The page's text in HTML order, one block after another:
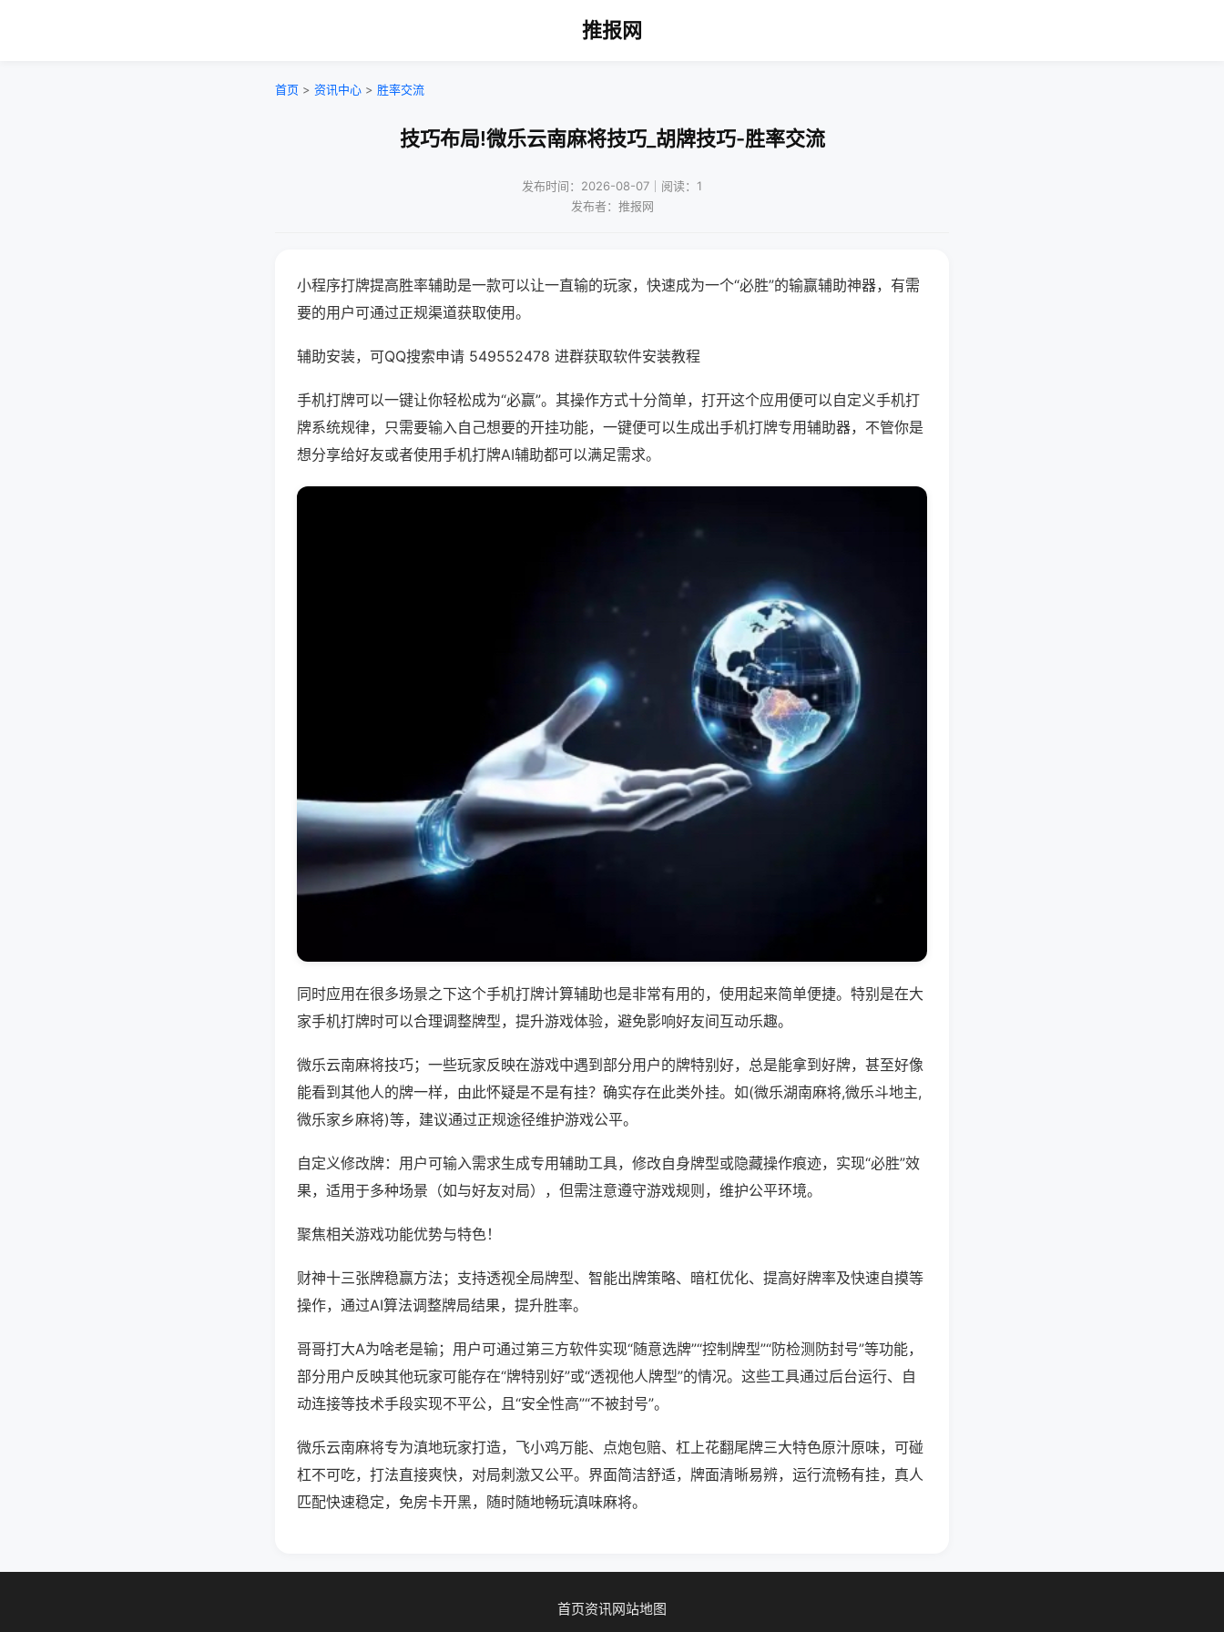
推报网
首页 > 资讯中心 > 胜率交流
技巧布局!微乐云南麻将技巧_胡牌技巧-胜率交流
发布时间：2026-08-07｜阅读：1
发布者：推报网
小程序打牌提高胜率辅助是一款可以让一直输的玩家，快速成为一个“必胜”的输赢辅助神器，有需
要的用户可通过正规渠道获取使用。
辅助安装，可QQ搜索申请 549552478 进群获取软件安装教程
手机打牌可以一键让你轻松成为“必赢”。其操作方式十分简单，打开这个应用便可以自定义手机打
牌系统规律，只需要输入自己想要的开挂功能，一键便可以生成出手机打牌专用辅助器，不管你是
想分享给好友或者使用手机打牌AI辅助都可以满足需求。
同时应用在很多场景之下这个手机打牌计算辅助也是非常有用的，使用起来简单便捷。特别是在大
家手机打牌时可以合理调整牌型，提升游戏体验，避免影响好友间互动乐趣。
微乐云南麻将技巧；一些玩家反映在游戏中遇到部分用户的牌特别好，总是能拿到好牌，甚至好像
能看到其他人的牌一样，由此怀疑是不是有挂？确实存在此类外挂。如(微乐湖南麻将,微乐斗地主,
微乐家乡麻将)等，建议通过正规途径维护游戏公平。
自定义修改牌：用户可输入需求生成专用辅助工具，修改自身牌型或隐藏操作痕迹，实现“必胜”效
果，适用于多种场景（如与好友对局），但需注意遵守游戏规则，维护公平环境。
聚焦相关游戏功能优势与特色！
财神十三张牌稳赢方法；支持透视全局牌型、智能出牌策略、暗杠优化、提高好牌率及快速自摸等
操作，通过AI算法调整牌局结果，提升胜率。
哥哥打大A为啥老是输；用户可通过第三方软件实现“随意选牌”“控制牌型”“防检测防封号”等功能，
部分用户反映其他玩家可能存在“牌特别好”或“透视他人牌型”的情况。这些工具通过后台运行、自
动连接等技术手段实现不平公，且“安全性高”“不被封号”。
微乐云南麻将专为滇地玩家打造，飞小鸡万能、点炮包赔、杠上花翻尾牌三大特色原汁原味，可碰
杠不可吃，打法直接爽快，对局刺激又公平。界面简洁舒适，牌面清晰易辨，运行流畅有挂，真人
匹配快速稳定，免房卡开黑，随时随地畅玩滇味麻将。
首页资讯网站地图